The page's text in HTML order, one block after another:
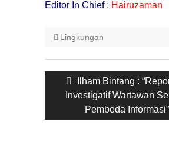
Editor In Chief: Hairuzaman
Lingkungan
Post
navigation
Previous
post:
Ilham Bintang :
Investigatif Wartawan
Pembeda Informasi”